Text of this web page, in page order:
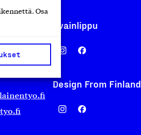
Osa
Avainlippu
Design From Finland